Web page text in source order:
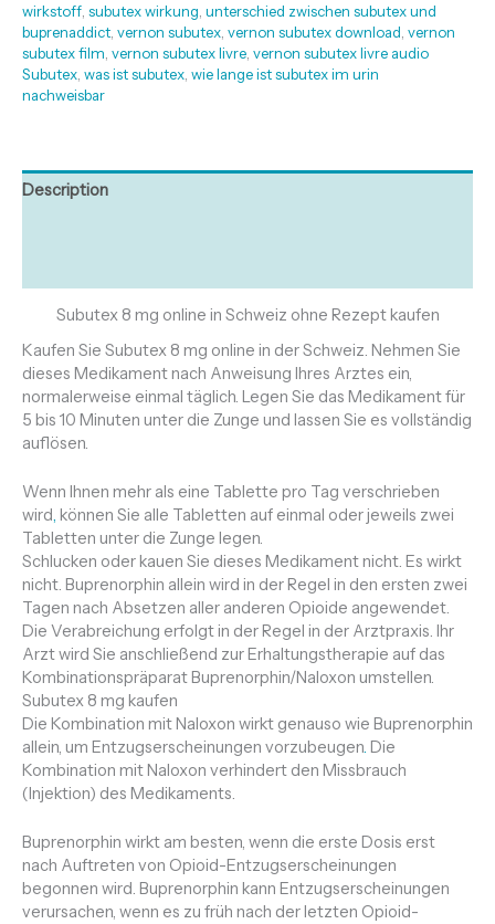
wirkstoff subutex wirkung unterschied zwischen subutex und
buprenaddict vernon subutex vernon subutex download vernon
subutex film vernon subutex livre vernon subutex livre audio
Subutex was ist subutex wie lange ist subutex im urin
nachweisbar
Description
Subutex 8 mg online in Schweiz ohne Rezept kaufen
Kaufen Sie Subutex 8 mg online in der Schweiz. Nehmen Sie
dieses Medikament nach Anweisung Ihres Arztes ein,
normalerweise einmal täglich. Legen Sie das Medikament für
5 bis 10 Minuten unter die Zunge und lassen Sie es vollständig
auflösen.
Wenn Ihnen mehr als eine Tablette pro Tag verschrieben
wird, können Sie alle Tabletten auf einmal oder jeweils zwei
Tabletten unter die Zunge legen.
Schlucken oder kauen Sie dieses Medikament nicht. Es wirkt
nicht. Buprenorphin allein wird in der Regel in den ersten zwei
Tagen nach Absetzen aller anderen Opioide angewendet.
Die Verabreichung erfolgt in der Regel in der Arztpraxis. Ihr
Arzt wird Sie anschließend zur Erhaltungstherapie auf das
Kombinationspräparat Buprenorphin/Naloxon umstellen.
Subutex 8 mg kaufen
Die Kombination mit Naloxon wirkt genauso wie Buprenorphin
allein, um Entzugserscheinungen vorzubeugen. Die
Kombination mit Naloxon verhindert den Missbrauch
(Injektion) des Medikaments.
Buprenorphin wirkt am besten, wenn die erste Dosis erst
nach Auftreten von Opioid-Entzugserscheinungen
begonnen wird. Buprenorphin kann Entzugserscheinungen
verursachen, wenn es zu früh nach der letzten Opioid-